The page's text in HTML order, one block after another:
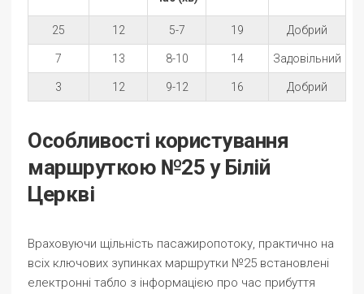
25 12 5-7 19 Добрий
7 13 8-10 14 Задовільний
3 12 9-12 16 Добрий
Особливості користування
маршруткою №25 у Білій
Церкві
Враховуючи щільність пасажиропотоку, практично на
всіх ключових зупинках маршрутки №25 встановлені
електронні табло з інформацією про час прибуття